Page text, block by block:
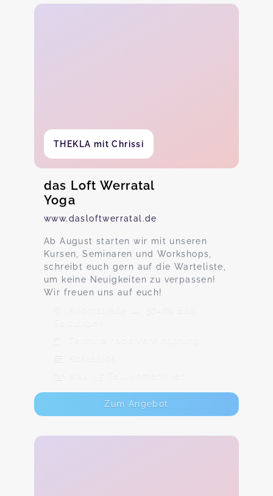
THEKLA mit Chrissi
das Loft Werratal
Yoga
www.dasloftwerratal.de
Ab August starten wir mit unseren
Kursen, Seminaren und Workshops,
schreibt euch gern auf die Warteliste,
um keine Neuigkeiten zu verpassen!
Wir freuen uns auf euch!
Ahornstraße 14, 36469 Bad
Salzungen
Termine nach Vereinbarung
Max. 15 TeilnehmerInnen
Zum Angebot